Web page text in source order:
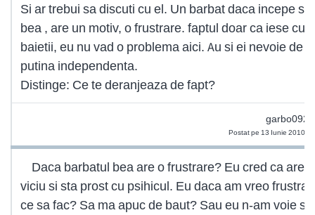
Si ar trebui sa discuti cu el. Un barbat daca incepe sa
bea , are un motiv, o frustrare. faptul doar ca iese cu
baietii, eu nu vad o problema aici. Au si ei nevoie de
putina independenta.
Distinge: Ce te deranjeaza de fapt?
Postat pe 13 Iunie 2010
Daca barbatul bea are o frustrare? Eu cred ca are
viciu si sta prost cu psihicul. Eu daca am vreo
ce sa fac? Sa ma apuc de baut? Sau eu n-am voie sa